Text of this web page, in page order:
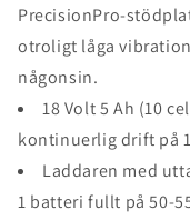
PrecisionPro-
otroligt låga
någonsin.
18 Volt 5 Ah (10
kontinuerlig drift på
Laddaren med
1 batteri fullt på 50-